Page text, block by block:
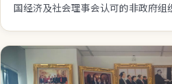
国经济及社会理事会认可的非政府组